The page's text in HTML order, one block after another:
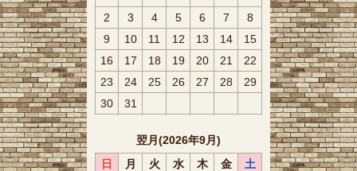
2
3 4 5 6 7
8
9
10 11 12 13 14
15
16
17 18 19 20 21
22
23
24 25 26 27 28
29
30
31
翌月(2026年9月)
日
月 火 水 木 金
土